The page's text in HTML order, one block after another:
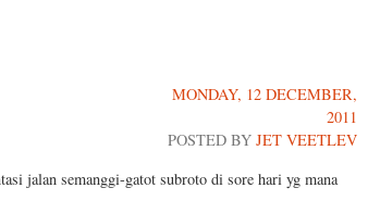
MONDAY, 12 DECEMBER,
2011
POSTED BY JET VEETLEV
jalan semanggi-gatot subroto di sore hari yg mana